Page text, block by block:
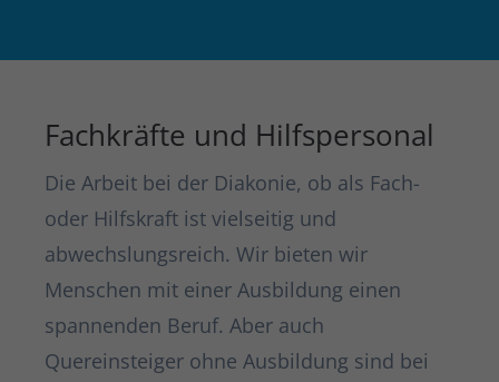
Fachkräfte und Hilfspersonal
Die Arbeit bei der Diakonie, ob als Fach-
oder Hilfskraft ist vielseitig und
abwechslungsreich. Wir bieten wir
Menschen mit einer Ausbildung einen
spannenden Beruf. Aber auch
Quereinsteiger ohne Ausbildung sind bei